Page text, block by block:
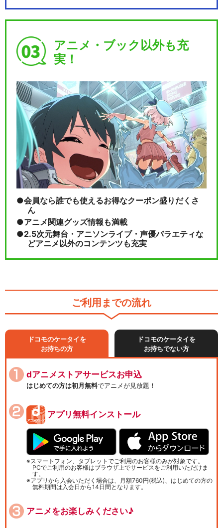
アニメ・ブック以外も充
実！
会員なら誰でも使えるお得なクーポン盛りだくさ
ん
アニメ関連グッズ情報も満載
2.5次元舞台・アニソンライブ・声優バラエティな
どアニメ以外のコンテンツも充実
ご利用までの流れ
ドコモのケータイを
お持ちの方
ドコモのケータイを
お持ちでない方
dアニメストアサービスお申込
はじめての方は初月無料でアニメが見放題！
アプリ無料インストール
スマートフォン、タブレットでご利用のお客様のみが対象です。
PCでご利用のお客様はブラウザ上でサービスをご利用いただけま
す。
アプリから入会いただく場合は、月額760円(税込)、はじめての方の
無料期間は入会日から14日間となります。
アニメをお楽しみください♪